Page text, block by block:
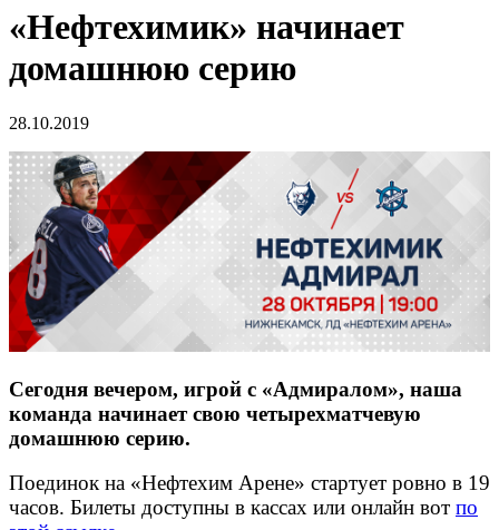
«Нефтехимик» начинает
домашнюю серию
28.10.2019
Сегодня вечером, игрой с «Адмиралом», наша
команда начинает свою четырехматчевую
домашнюю серию.
Поединок на «Нефтехим Арене» стартует ровно в 19
часов. Билеты доступны в кассах или онлайн вот по